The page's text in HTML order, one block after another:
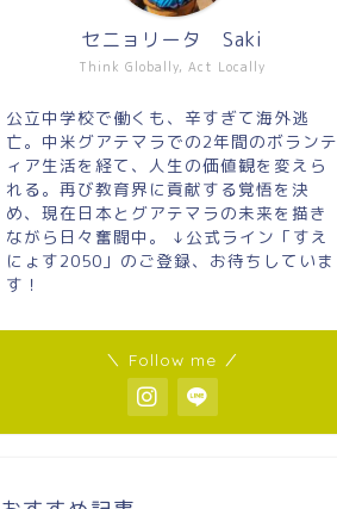
Think Globally, Act Locally
セニョリータ Saki
公立中学校で働くも、辛すぎて海外逃
亡。中米グアテマラでの2年間のボランテ
ィア生活を経て、人生の価値観を変えら
れる。再び教育界に貢献する覚悟を決
め、現在日本とグアテマラの未来を描き
ながら日々奮闘中。 ↓公式ライン「すえ
にょす2050」のご登録、お待ちしていま
す！
＼ Follow me ／